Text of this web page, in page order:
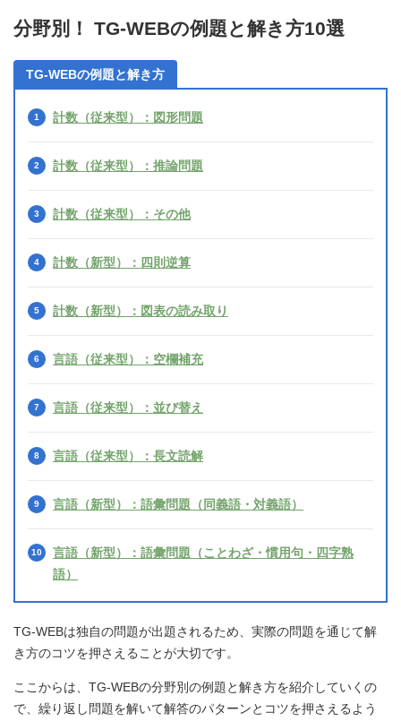
分野別！ TG-WEBの例題と解き方10選
TG-WEBの例題と解き方
計数（従来型）：図形問題
計数（従来型）：推論問題
計数（従来型）：その他
計数（新型）：四則逆算
計数（新型）：図表の読み取り
言語（従来型）：空欄補充
言語（従来型）：並び替え
言語（従来型）：長文読解
言語（新型）：語彙問題（同義語・対義語）
言語（新型）：語彙問題（ことわざ・慣用句・四字熟
語）
TG-WEBは独自の問題が出題されるため、実際の問題を通じて解
き方のコツを押さえることが大切です。
ここからは、TG-WEBの分野別の例題と解き方を紹介していくの
で、繰り返し問題を解いて解答のパターンとコツを押さえるよう